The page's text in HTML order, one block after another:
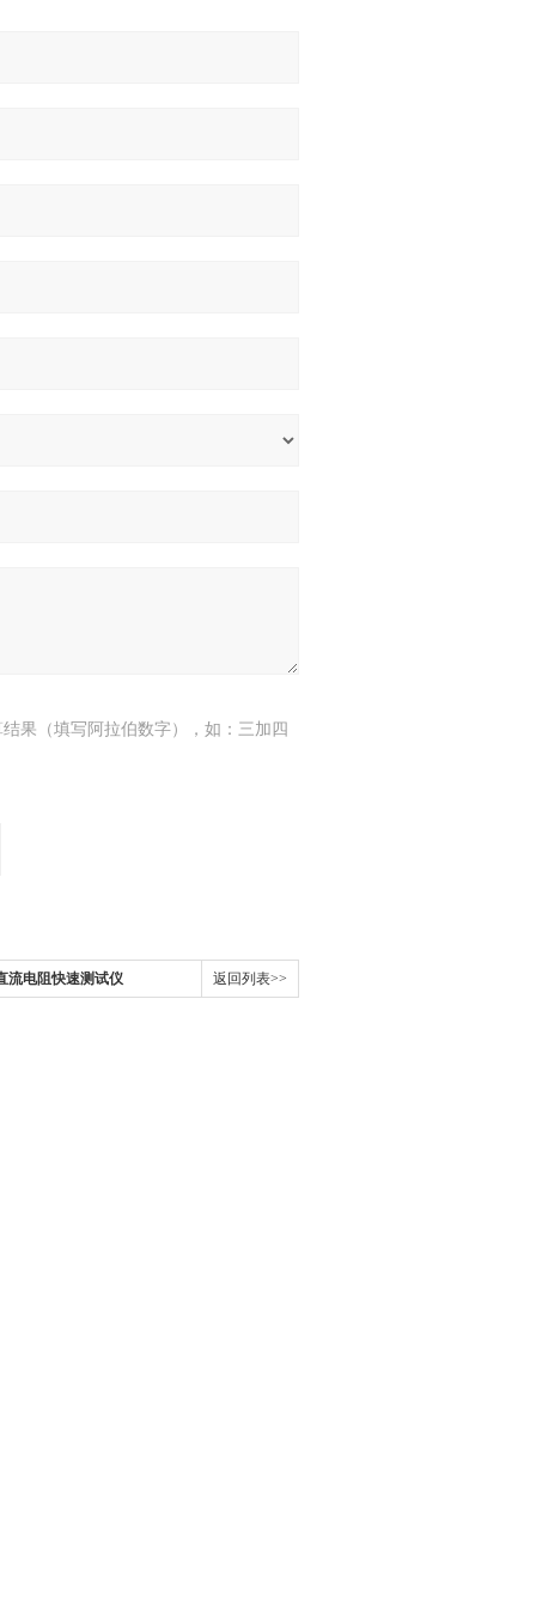
果（填写阿拉伯数字），如：三加四
流电阻快速测试仪 返回列表>>